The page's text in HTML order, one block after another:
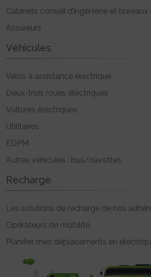
Cabinets conseil d’ingénierie et bureaux
Assureurs
Véhicules
Vélos à assistance électrique
Deux-trois roues électriques
Voitures électriques
Utilitaires
EDPM
Autres véhicules : bus/navettes
Recharge
Les solutions de recharge de nos
Opérateurs de mobilité
Planifier mes déplacements en